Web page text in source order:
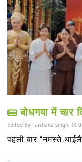
बोधगया में चार
Edited By: archana singh,
पहली बार “नमस्ते